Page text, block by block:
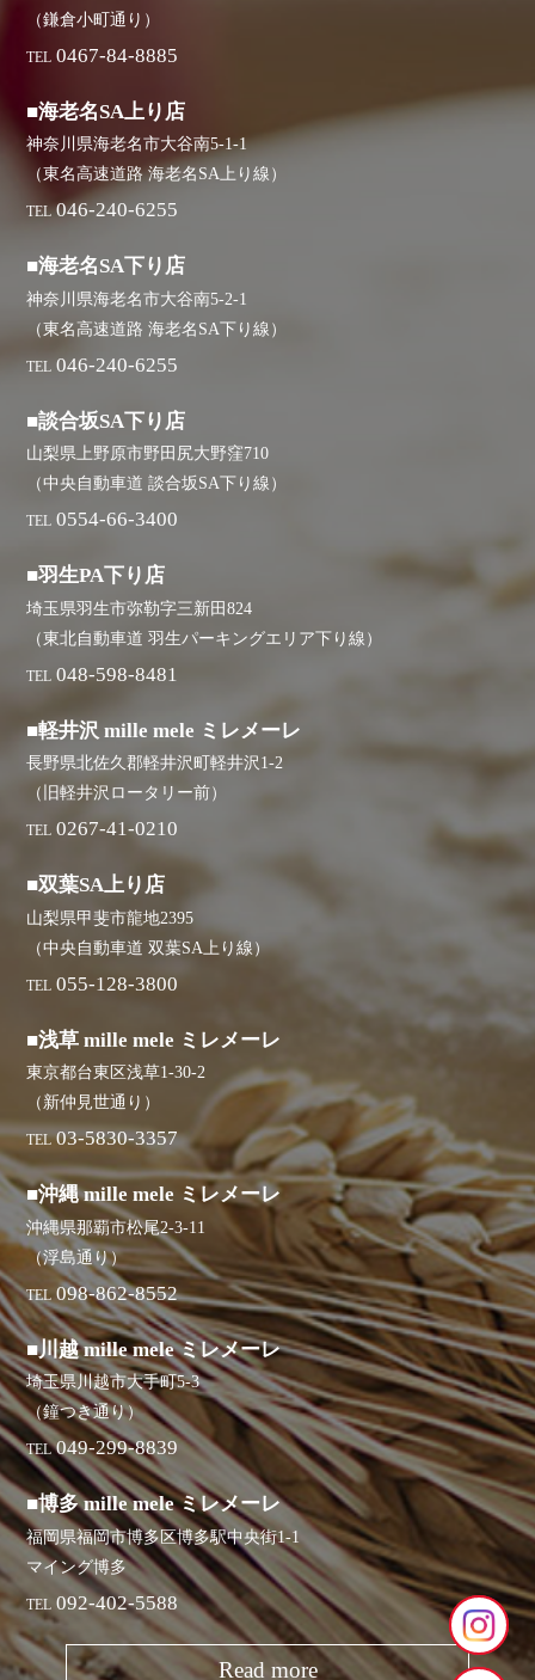
（鎌倉小町通り）
TEL 0467-84-8885
■海老名SA上り店
神奈川県海老名市大谷南5-1-1
（東名高速道路 海老名SA上り線）
TEL 046-240-6255
■海老名SA下り店
神奈川県海老名市大谷南5-2-1
（東名高速道路 海老名SA下り線）
TEL 046-240-6255
■談合坂SA下り店
山梨県上野原市野田尻大野窪710
（中央自動車道 談合坂SA下り線）
TEL 0554-66-3400
■羽生PA下り店
埼玉県羽生市弥勒字三新田824
（東北自動車道 羽生パーキングエリア下り線）
TEL 048-598-8481
■軽井沢 mille mele ミレメーレ
長野県北佐久郡軽井沢町軽井沢1-2
（旧軽井沢ロータリー前）
TEL 0267-41-0210
■双葉SA上り店
山梨県甲斐市龍地2395
（中央自動車道 双葉SA上り線）
TEL 055-128-3800
■浅草 mille mele ミレメーレ
東京都台東区浅草1-30-2
（新仲見世通り）
TEL 03-5830-3357
■沖縄 mille mele ミレメーレ
沖縄県那覇市松尾2-3-11
（浮島通り）
TEL 098-862-8552
■川越 mille mele ミレメーレ
埼玉県川越市大手町5-3
（鐘つき通り）
TEL 049-299-8839
■博多 mille mele ミレメーレ
福岡県福岡市博多区博多駅中央街1-1
マイング博多
TEL 092-402-5588
Read more